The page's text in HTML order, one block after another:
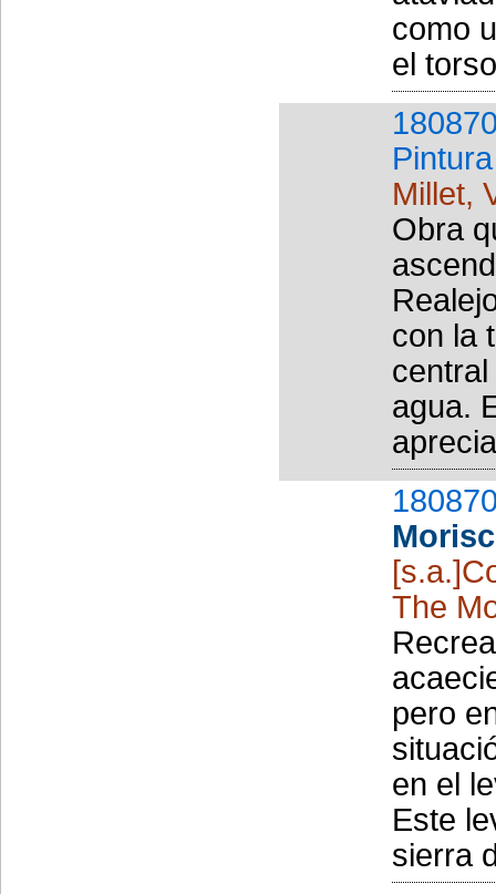
como
el
Pintura
Millet,
Obra
con la
agua.
The
pero
en el
Este
sierra